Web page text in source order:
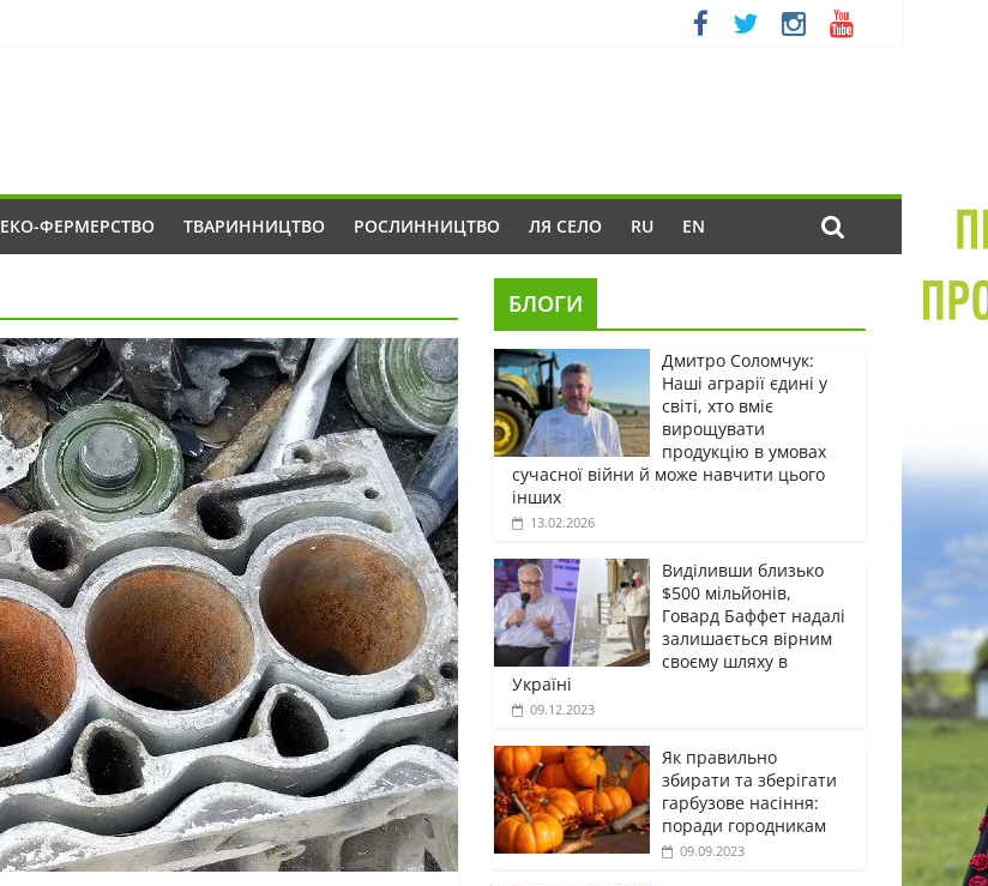
ЕКО-ФЕРМЕРСТВО ТВАРИННИЦТВО РОСЛИННИЦТВО ЛЯ СЕЛО RU EN
БЛОГИ
Дмитро Соломчук:
Наші аграрії єдині у
світі, хто вміє
вирощувати
продукцію в умовах
сучасної війни й може навчити цього
інших
13.02.2026
Виділивши близько
$500 мільйонів,
Говард Баффет надалі
залишається вірним
своєму шляху в
Україні
09.12.2023
Як правильно
збирати та зберігати
гарбузове насіння:
поради городникам
09.09.2023